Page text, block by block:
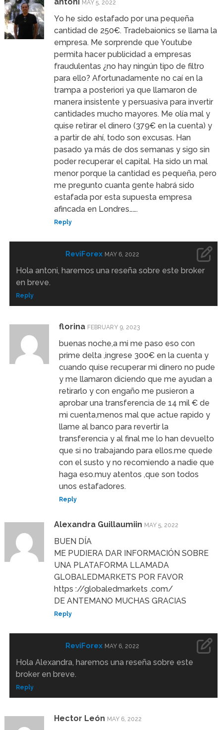
MAY 5, 2022
Yo he sido estafado por una pequeña
cantidad de 250€. Tradebaionics se llama la
empresa. Me sorprende que Youtube
permita hacer publicidad a empresas
fraudulentas ¿no hay ningún tipo de filtro
para ello? Afortunadamente no caí en la
trampa a posteriori ya que llamaron de
manera insistente y persuasiva para invertir
cantidades mucho mayores. Me olía mal y
quise retirar el dinero (379€ en la cuenta) y
a partir de ahí, todo son excusas. Han
pasado ya más de dos semanas y sigo sin
poder recuperar el capital. Ha sido un mal
menor porque la cantidad es pequeña, pero
me pregunto cuanta gente habrá sido
estafada por esta supuesta empresa
afincada en Londres…….
Reply
ReviForex MAY 6, 2022
Hola antoni, haremos una reseña sobre este broker
en breve.
Reply
florina FEBRUARY 9, 2023
buenas noche,a mi me paso eso con
prime delta ,ingrese 300€ en la cuenta y
cuando quise recuperar mi dinero no pude
y me llamaron diciendo que me ayudan a
retirarlo y con engaño me pusieron a
aprobar una transferencia de 14 mil € de
mi cuenta,menos mal que actue rapido y
llame al banco para revertir la
transferencia y al final me lo han devuelto
que si no trabajando para ellos.me quede
con el susto y no recomiendo a nadie que
haga eso.muy atentos ,que son todos
unos estafadores.
Reply
Alexandra Guillaumiin MAY 5, 2022
BUEN DÍA
ME PUDIERA DAR INFORMACIÓN SOBRE
UNA PLATAFORMA LLAMADA
GLOBALEDMARKETS POR FAVOR
https ://globaledmarkets .com/
DE ANTEMANO MUCHAS GRACIAS
Reply
ReviForex MAY 6, 2022
Hola Alexandra, haremos una reseña sobre este
broker en breve.
Reply
Hector León MAY 6, 2022